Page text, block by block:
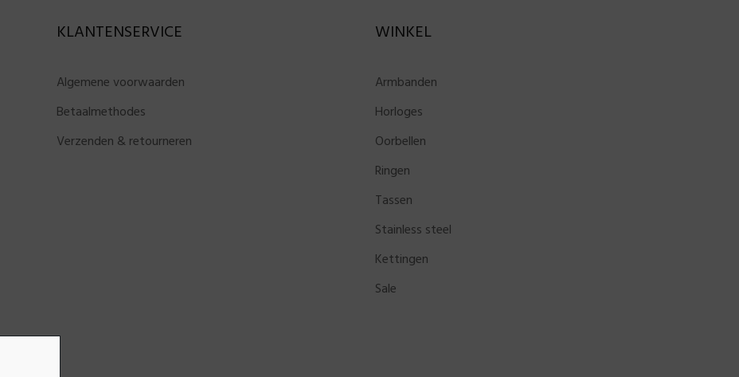
KLANTENSERVICE
Algemene voorwaarden
Betaalmethodes
Verzenden & retourneren
WINKEL
Armbanden
Horloges
Oorbellen
Ringen
Tassen
Stainless steel
Kettingen
Sale